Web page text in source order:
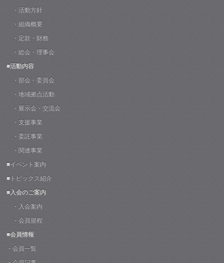
・活動方針
・組織概要
・定款・財務
・総会・理事会
■活動内容
・部会・委員会
・地域拠点活動
・展示会・交流会
・支援事業
・委託事業
・関連事業
■イベント案内
■トピックス紹介
■入会のご案内
・入会案内
・会員規程
■会員情報
・会員一覧